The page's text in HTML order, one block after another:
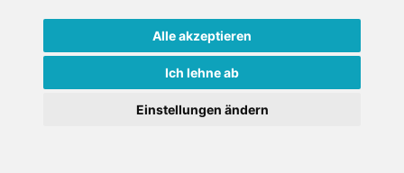
Alle akzeptieren
Ich lehne ab
Einstellungen ändern